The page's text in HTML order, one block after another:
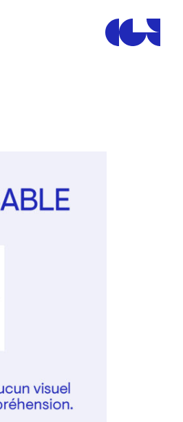
Centre de